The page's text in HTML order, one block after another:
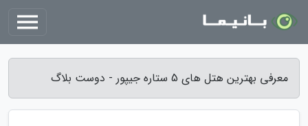
معرفی بهترین هتل های 5 ستاره جیپور - دوست بلاگ